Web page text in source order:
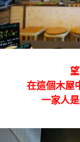
在這個木屋
一家人